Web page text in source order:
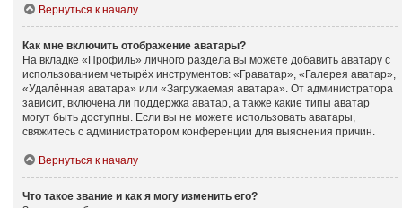
Вернуться к началу
Как мне включить отображение аватары?
На вкладке «Профиль» личного раздела вы можете добавить аватару с
использованием четырёх инструментов: «Граватар», «Галерея аватар»,
«Удалённая аватара» или «Загружаемая аватара». От администратора
зависит, включена ли поддержка аватар, а также какие типы аватар
могут быть доступны. Если вы не можете использовать аватары,
свяжитесь с администратором конференции для выяснения причин.
Вернуться к началу
Что такое звание и как я могу изменить его?